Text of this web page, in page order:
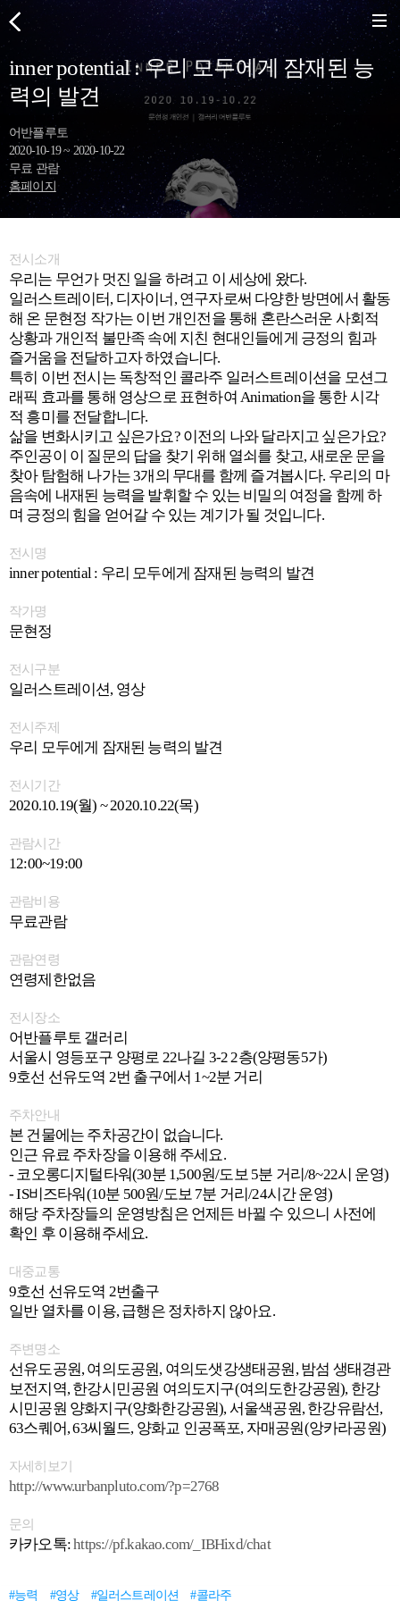
inner potential : 우리 모두에게 잠재된 능
력의 발견
어반플루토
2020-10-19 ~ 2020-10-22
무료 관람
홈페이지
전시소개
우리는 무언가 멋진 일을 하려고 이 세상에 왔다.
일러스트레이터, 디자이너, 연구자로써 다양한 방면에서 활동
해 온 문현정 작가는 이번 개인전을 통해 혼란스러운 사회적
상황과 개인적 불만족 속에 지친 현대인들에게 긍정의 힘과
즐거움을 전달하고자 하였습니다.
특히 이번 전시는 독창적인 콜라주 일러스트레이션을 모션그
래픽 효과를 통해 영상으로 표현하여 Animation을 통한 시각
적 흥미를 전달합니다.
삶을 변화시키고 싶은가요? 이전의 나와 달라지고 싶은가요?
주인공이 이 질문의 답을 찾기 위해 열쇠를 찾고, 새로운 문을
찾아 탐험해 나가는 3개의 무대를 함께 즐겨봅시다. 우리의 마
음속에 내재된 능력을 발휘할 수 있는 비밀의 여정을 함께 하
며 긍정의 힘을 얻어갈 수 있는 계기가 될 것입니다.
전시명
inner potential : 우리 모두에게 잠재된 능력의 발견
작가명
문현정
전시구분
일러스트레이션, 영상
전시주제
우리 모두에게 잠재된 능력의 발견
전시기간
2020.10.19(월) ~ 2020.10.22(목)
관람시간
12:00~19:00
관람비용
무료관람
관람연령
연령제한없음
전시장소
어반플루토 갤러리
서울시 영등포구 양평로 22나길 3-2 2층(양평동5가)
9호선 선유도역 2번 출구에서 1~2분 거리
주차안내
본 건물에는 주차공간이 없습니다.
인근 유료 주차장을 이용해 주세요.
- 코오롱디지털타워(30분 1,500원/도보 5분 거리/8~22시 운영)
- IS비즈타워(10분 500원/도보 7분 거리/24시간 운영)
해당 주차장들의 운영방침은 언제든 바뀔 수 있으니 사전에
확인 후 이용해주세요.
대중교통
9호선 선유도역 2번출구
일반 열차를 이용, 급행은 정차하지 않아요.
주변명소
선유도공원, 여의도공원, 여의도샛강생태공원, 밤섬 생태경관
보전지역, 한강시민공원 여의도지구(여의도한강공원), 한강
시민공원 양화지구(양화한강공원), 서울색공원, 한강유람선,
63스퀘어, 63씨월드, 양화교 인공폭포, 자매공원(앙카라공원)
자세히보기
http://www.urbanpluto.com/?p=2768
문의
카카오톡:https://pf.kakao.com/_IBHixd/chat
#능력 #영상 #일러스트레이션 #콜라주